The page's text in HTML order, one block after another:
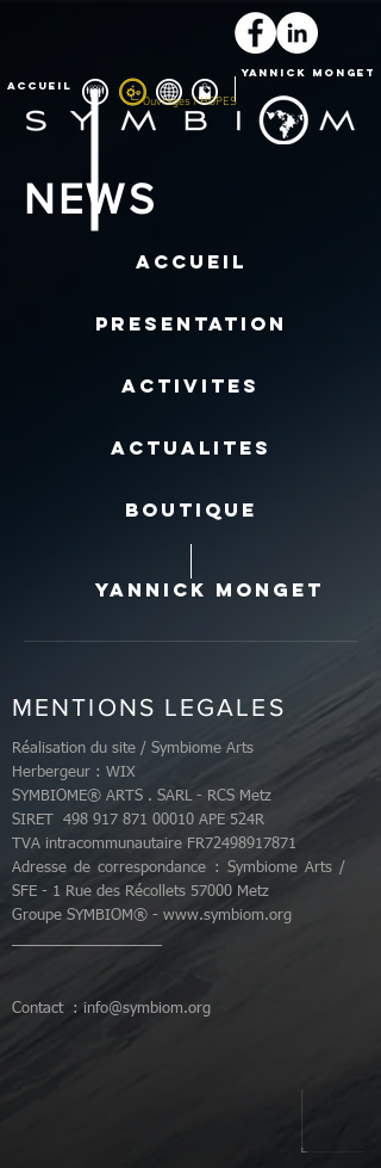
ACCUEIL
YANNICK MONGET
ᄂ Ouvrages / HOPES
NEWS
ACCUEIL
PRESENTATION
ACTIVITES
ACTUALITES
BOUTIQUE
YANNICK MONGET
MENTIONS LEGALES
Réalisation du site / Symbiome Arts
Herbergeur : WIX
SYMBIOME® ARTS . SARL - RCS Metz
SIRET 498 917 871 00010 APE 524R
TVA intracommunautaire FR72498917871
Adresse de correspondance : Symbiome Arts /
SFE - 1 Rue des Récollets 57000 Metz
Groupe SYMBIOM® - www.symbiom.org
Contact : info@symbiom.org